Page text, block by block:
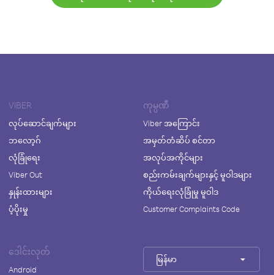
VIBER
လုပ်ဆောင်ချက်များ
ဘလော့ဂ်
လုံခြုံရေး
Viber Out
နှုန်းထားများ
ပံ့ပိုးမှု
ကုမ္ပဏီ
Viber အကြောင်း
အမှတ်တံဆိပ် စင်တာ
အလုပ်အကိုင်များ
စည်းကမ်းချက်များနှင့် မူဝါဒများ
ကိုယ်ရေးလုံခြုံမှု မူဝါဒ
Customer Complaints Code
ဒေါင်းလုတ်
Android
မြန်မာ